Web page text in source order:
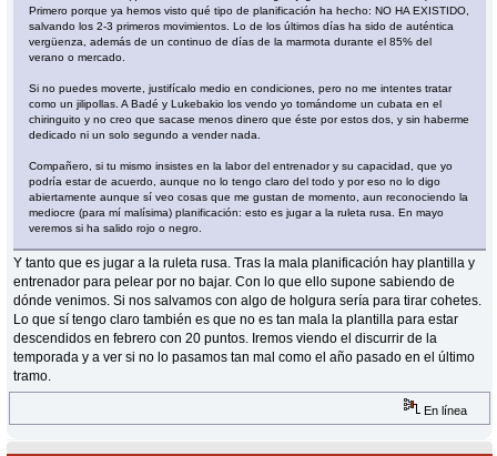
Primero porque ya hemos visto qué tipo de planificación ha hecho: NO HA EXISTIDO,
salvando los 2-3 primeros movimientos. Lo de los últimos días ha sido de auténtica
vergüenza, además de un continuo de días de la marmota durante el 85% del
verano o mercado.
Si no puedes moverte, justifícalo medio en condiciones, pero no me intentes tratar
como un jilipollas. A Badé y Lukebakio los vendo yo tomándome un cubata en el
chiringuito y no creo que sacase menos dinero que éste por estos dos, y sin haberme
dedicado ni un solo segundo a vender nada.
Compañero, si tu mismo insistes en la labor del entrenador y su capacidad, que yo
podría estar de acuerdo, aunque no lo tengo claro del todo y por eso no lo digo
abiertamente aunque sí veo cosas que me gustan de momento, aun reconociendo la
mediocre (para mí malísima) planificación: esto es jugar a la ruleta rusa. En mayo
veremos si ha salido rojo o negro.
Y tanto que es jugar a la ruleta rusa. Tras la mala planificación hay plantilla y
entrenador para pelear por no bajar. Con lo que ello supone sabiendo de
dónde venimos. Si nos salvamos con algo de holgura sería para tirar cohetes.
Lo que sí tengo claro también es que no es tan mala la plantilla para estar
descendidos en febrero con 20 puntos. Iremos viendo el discurrir de la
temporada y a ver si no lo pasamos tan mal como el año pasado en el último
tramo.
En línea